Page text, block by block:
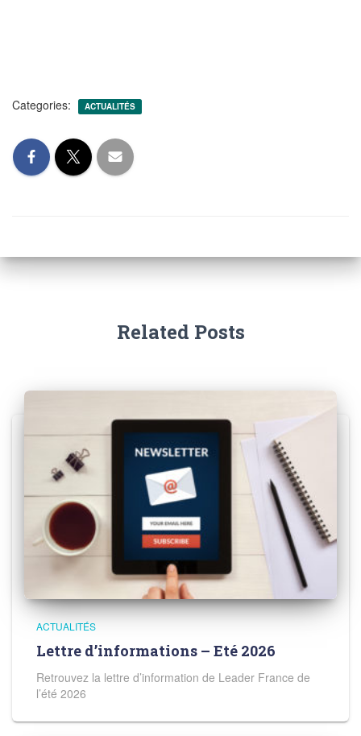
Categories: ACTUALITÉS
Related Posts
ACTUALITÉS
Lettre d’informations – Eté 2026
Retrouvez la lettre d’information de Leader France de
l’été 2026